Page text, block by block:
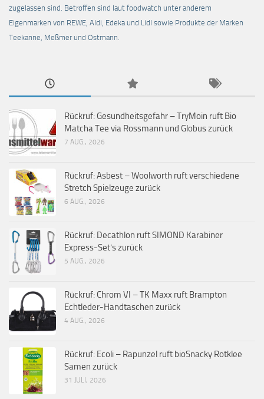
zugelassen sind. Betroffen sind laut foodwatch unter anderem
Eigenmarken von REWE, Aldi, Edeka und Lidl sowie Produkte der Marken
Teekanne, Meßmer und Ostmann.
Rückruf: Gesundheitsgefahr – TryMoin ruft Bio
Matcha Tee via Rossmann und Globus zurück
7 AUG., 2026
Rückruf: Asbest – Woolworth ruft verschiedene
Stretch Spielzeuge zurück
6 AUG., 2026
Rückruf: Decathlon ruft SIMOND Karabiner
Express-Set’s zurück
5 AUG., 2026
Rückruf: Chrom VI – TK Maxx ruft Brampton
Echtleder-Handtaschen zurück
4 AUG., 2026
Rückruf: Ecoli – Rapunzel ruft bioSnacky Rotklee
Samen zurück
31 JULI, 2026